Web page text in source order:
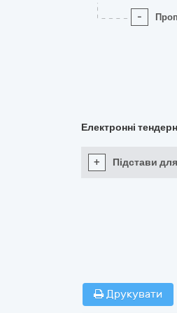
-
Електронні
+ Підстави
Друкувати